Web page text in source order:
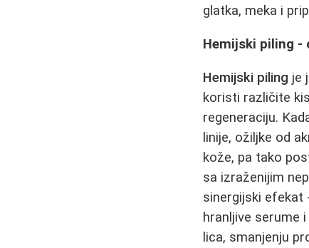
glatka, meka i
Hemijski piling -
Hemijski piling je
koristi različite
regeneraciju.
linije, ožiljke od
kože, pa tako
sa izraženijim
sinergijski efekat
hranljive serume
lica, smanjenju